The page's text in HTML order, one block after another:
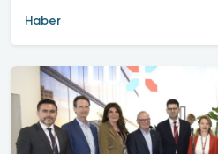
Haber